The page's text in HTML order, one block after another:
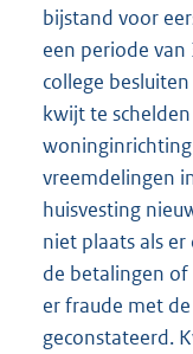
bijstand voor
een periode
college
kwijt te
vreemdelingen
huisvesting
niet plaats als
de betalingen
er fraude met
geconstateerd.